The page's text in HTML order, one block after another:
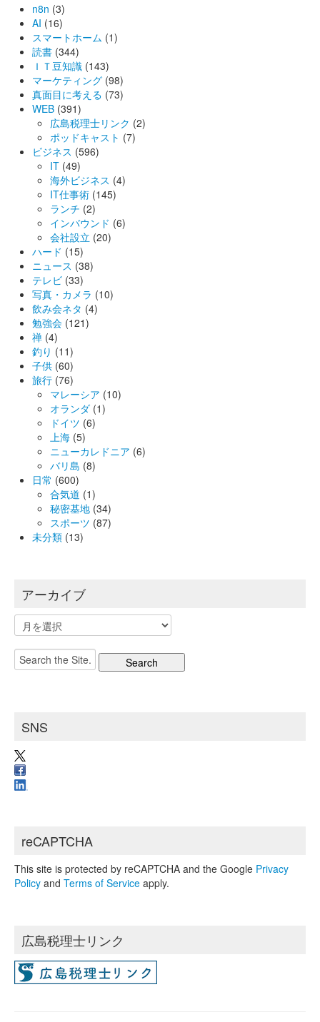
n8n (3)
AI (16)
スマートホーム (1)
読書 (344)
ＩＴ豆知識 (143)
マーケティング (98)
真面目に考える (73)
WEB (391)
広島税理士リンク (2)
ポッドキャスト (7)
ビジネス (596)
IT (49)
海外ビジネス (4)
IT仕事術 (145)
ランチ (2)
インバウンド (6)
会社設立 (20)
ハード (15)
ニュース (38)
テレビ (33)
写真・カメラ (10)
飲み会ネタ (4)
勉強会 (121)
禅 (4)
釣り (11)
子供 (60)
旅行 (76)
マレーシア (10)
オランダ (1)
ドイツ (6)
上海 (5)
ニューカレドニア (6)
バリ島 (8)
日常 (600)
合気道 (1)
秘密基地 (34)
スポーツ (87)
未分類 (13)
アーカイブ
ア
ー
カ
イ
Search
for:
SNS
reCAPTCHA
This site is protected by reCAPTCHA and the Google Privacy
Policy and Terms of Service apply.
広島税理士リンク